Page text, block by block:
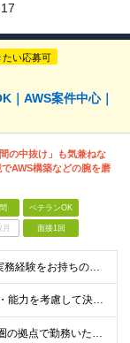
たい応募可
｜AWS案件中心｜
の中抜け」も気兼ねな
AWS構築などの腕を磨
ベテランOK
面接1回
◆何らかのインフラ関連の実務経験をお持ちの方 ◆学歴不問 ＜特に歓迎する方＞ ◆Linuxサーバーの構築・運用経験（3年以上） ◆パブリッククラウド（AWS / Azure / GCPいずれか）を用
月給30万円〜40万円（経験・能力を考慮して決定） ※固定残業代20時間分（4.0〜5.5万円）含む／超過分は全額支給 ※経験・スキルを考慮のうえ決定いたします ※6ヶ月の試用期間あり。期間中の待遇に
◎フルリモートも可 ◎首都圏の拠点で勤務いただくことを想定しております ■本社（湘南本社） 神奈川県藤沢市辻堂神台2-2-1 アイクロス湘南8階 └JR東海道線「辻堂駅」徒歩3分 ■東北支社 秋田